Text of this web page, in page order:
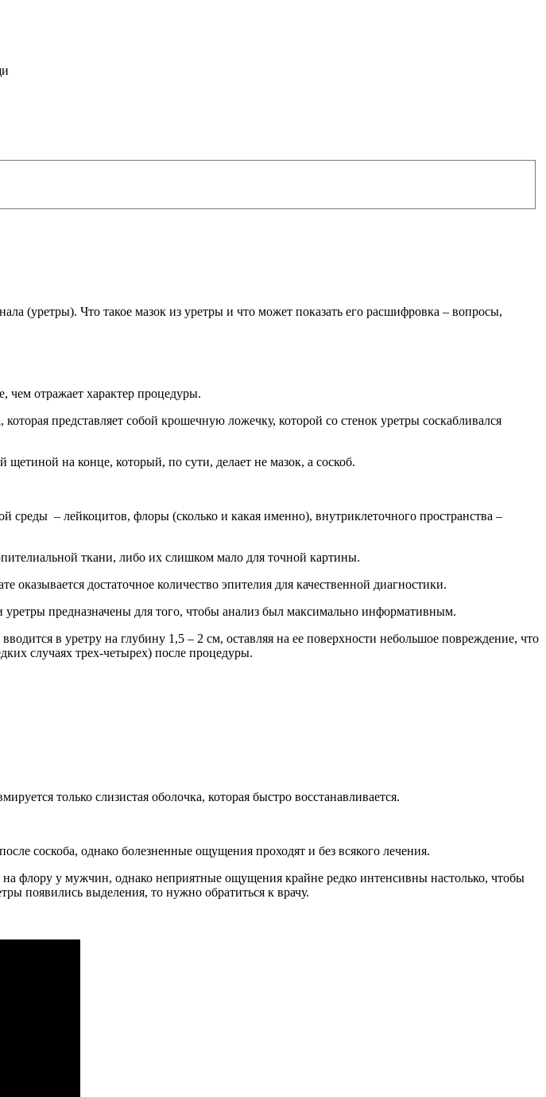
(уретры). Что такое мазок из уретры и что может показать его расшифровка – вопросы,
чем отражает характер процедуры.
представляет собой крошечную ложечку, которой со стенок уретры соскабливался
на конце, который, по сути, делает не мазок, а соскоб.
среды – лейкоцитов, флоры (сколько и какая именно), внутриклеточного пространства –
ткани, либо их слишком мало для точной картины.
достаточное количество эпителия для качественной диагностики.
уретры предназначены для того, чтобы анализ был максимально информативным.
в уретру на глубину 1,5 – 2 см, оставляя на ее поверхности небольшое повреждение, что
случаях трех-четырех) после процедуры.
только слизистая оболочка, которая быстро восстанавливается.
соскоба, однако болезненные ощущения проходят и без всякого лечения.
флору у мужчин, однако неприятные ощущения крайне редко интенсивны настолько, чтобы
появились выделения, то нужно обратиться к врачу.